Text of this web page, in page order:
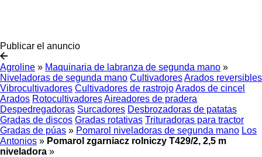
Publicar el anuncio
Agroline » Maquinaria de labranza de segunda mano »
Niveladoras de segunda mano CultivadoresArados reversibles
Vibrocultivadores Cultivadores de rastrojoArados de cincel
Arados RotocultivadoresAireadores de pradera
Despedregadoras Surcadores Desbrozadoras de patatas
Gradas de discos Gradas rotativas Trituradoras para tractor
Gradas de púas » Pomarol niveladoras de segunda mano Los
Antonios » Pomarol zgarniacz rolniczy T429/2, 2,5 m
niveladora »